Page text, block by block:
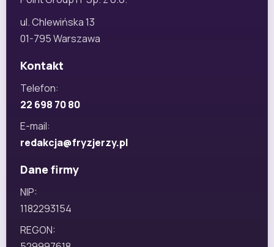
ul. Chlewińska 13
01-795 Warszawa
Kontakt
Telefon:
22 698 70 80
E-mail:
redakcja@fryzjerzy.pl
Dane firmy
NIP:
1182293154
REGON: